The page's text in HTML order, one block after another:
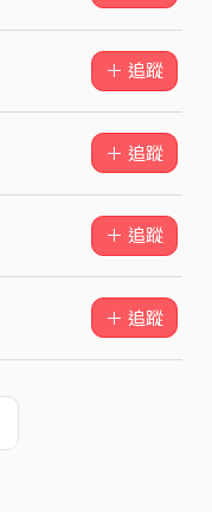
＋ 追蹤
＋ 追蹤
＋ 追蹤
＋ 追蹤